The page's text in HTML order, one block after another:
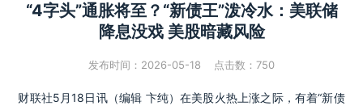
“4字头”通胀将至？“新债王”泼冷水：美联储
降息没戏 美股暗藏风险
发布时间：2026-05-18 点击数： 750
财联社5月18日讯（编辑 卞纯）在美股火热上涨之际，有着“新债